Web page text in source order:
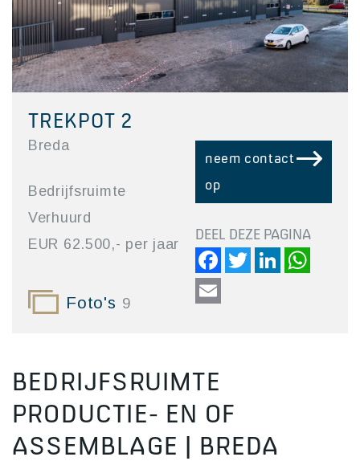
TREKPOT 2
Breda
Bedrijfsruimte
Verhuurd
EUR 62.500,- per jaar
Foto's 9
neem contact
op
DEEL DEZE PAGINA
FacebookTwitterLinkedIn
BEDRIJFSRUIMTE
PRODUCTIE- EN OF
ASSEMBLAGE | BREDA